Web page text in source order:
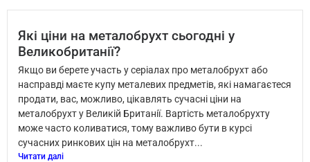
Які ціни на металобрухт сьогодні у
Великобританії?
Якщо ви берете участь у серіалах про металобрухт або
насправді маєте купу металевих предметів, які намагаєтеся
продати, вас, можливо, цікавлять сучасні ціни на
металобрухт у Великій Британії. Вартість металобрухту
може часто коливатися, тому важливо бути в курсі
сучасних ринкових цін на металобрухт...
Читати далі